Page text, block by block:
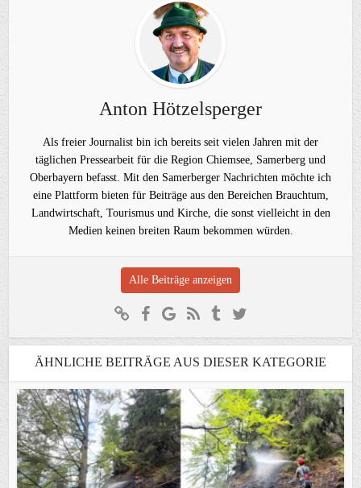
Anton Hötzelsperger
Als freier Journalist bin ich bereits seit vielen Jahren mit der
täglichen Pressearbeit für die Region Chiemsee, Samerberg und
Oberbayern befasst. Mit den Samerberger Nachrichten möchte ich
eine Plattform bieten für Beiträge aus den Bereichen Brauchtum,
Landwirtschaft, Tourismus und Kirche, die sonst vielleicht in den
Medien keinen breiten Raum bekommen würden.
Alle Beiträge anzeigen
ÄHNLICHE BEITRÄGE AUS DIESER KATEGORIE